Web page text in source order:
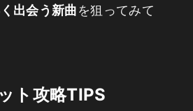
出会う新曲を狙ってみて
ト攻略TIPS